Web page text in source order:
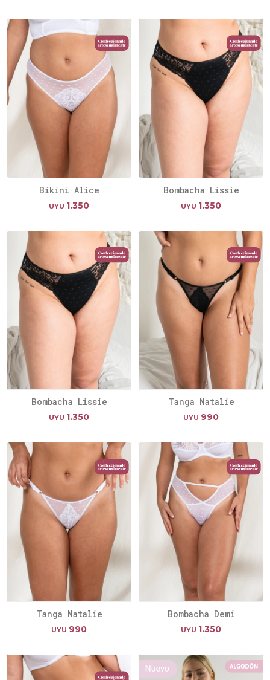
Bikini Alice
UYU 1.350
Bombacha Lissie
UYU 1.350
Bombacha Lissie
UYU 1.350
Tanga Natalie
UYU 990
Tanga Natalie
UYU 990
Bombacha Demi
UYU 1.350